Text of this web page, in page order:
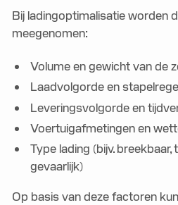
Bij ladingoptimalisatie worden
meegenomen:
Volume en gewicht van de
Laadvolgorde en
Leveringsvolgorde en
Voertuigafmetingen en
Type lading (bijv.
gevaarlijk)
Op basis van deze factoren